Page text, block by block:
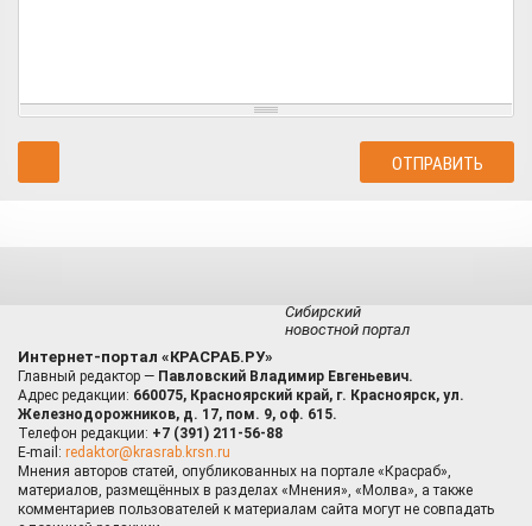
Сибирский
новостной портал
Интернет-портал «КРАСРАБ.РУ»
Главный редактор — Павловский Владимир Евгеньевич.
Адрес редакции: 660075, Красноярский край, г. Красноярск, ул.
Железнодорожников, д. 17, пом. 9, оф. 615.
Телефон редакции: +7 (391) 211-56-88
E-mail: redaktor@krasrab.krsn.ru
Мнения авторов статей, опубликованных на портале «Красраб»,
материалов, размещённых в разделах «Мнения», «Молва», а также
комментариев пользователей к материалам сайта могут не совпадать